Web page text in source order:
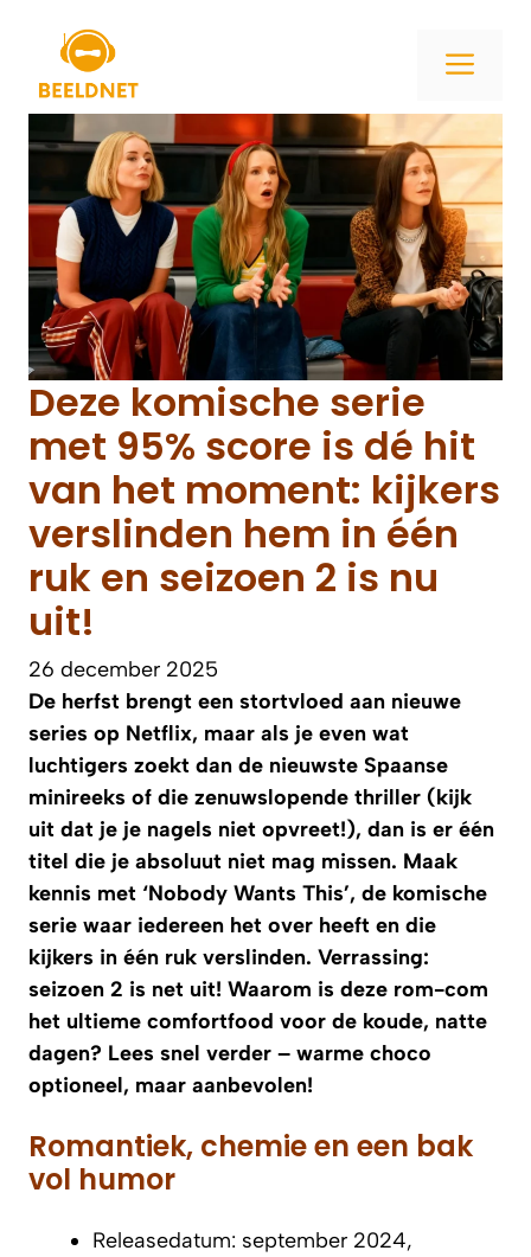
inhoud
Deze komische serie
met 95% score is dé hit
van het moment: kijkers
verslinden hem in één
ruk en seizoen 2 is nu
uit!
26 december 2025
De herfst brengt een stortvloed aan nieuwe
series op Netflix, maar als je even wat
luchtigers zoekt dan de nieuwste Spaanse
minireeks of die zenuwslopende thriller (kijk
uit dat je je nagels niet opvreet!), dan is er één
titel die je absoluut niet mag missen. Maak
kennis met ‘Nobody Wants This’, de komische
serie waar iedereen het over heeft en die
kijkers in één ruk verslinden. Verrassing:
seizoen 2 is net uit! Waarom is deze rom-com
het ultieme comfortfood voor de koude, natte
dagen? Lees snel verder – warme choco
optioneel, maar aanbevolen!
Romantiek, chemie en een bak
vol humor
Releasedatum: september 2024,